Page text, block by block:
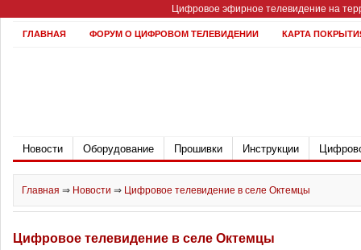
Цифровое эфирное телевидение на
ГЛАВНАЯ ФОРУМ О ЦИФРОВОМ ТЕЛЕВИДЕНИИ КАРТА
Новости Оборудование Прошивки Инструкции
Главная ⇒ Новости ⇒ Цифровое телевидение в селе Октемцы
Цифровое телевидение в селе Октемцы